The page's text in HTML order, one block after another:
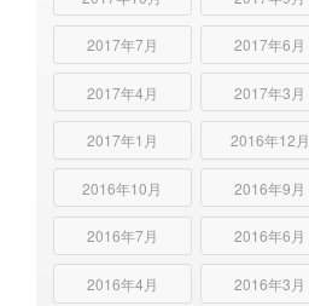
2017年7月 2017年6月
2017年4月 2017年3月
2017年1月 2016年12月
2016年10月 2016年9月
2016年7月 2016年6月
2016年4月 2016年3月